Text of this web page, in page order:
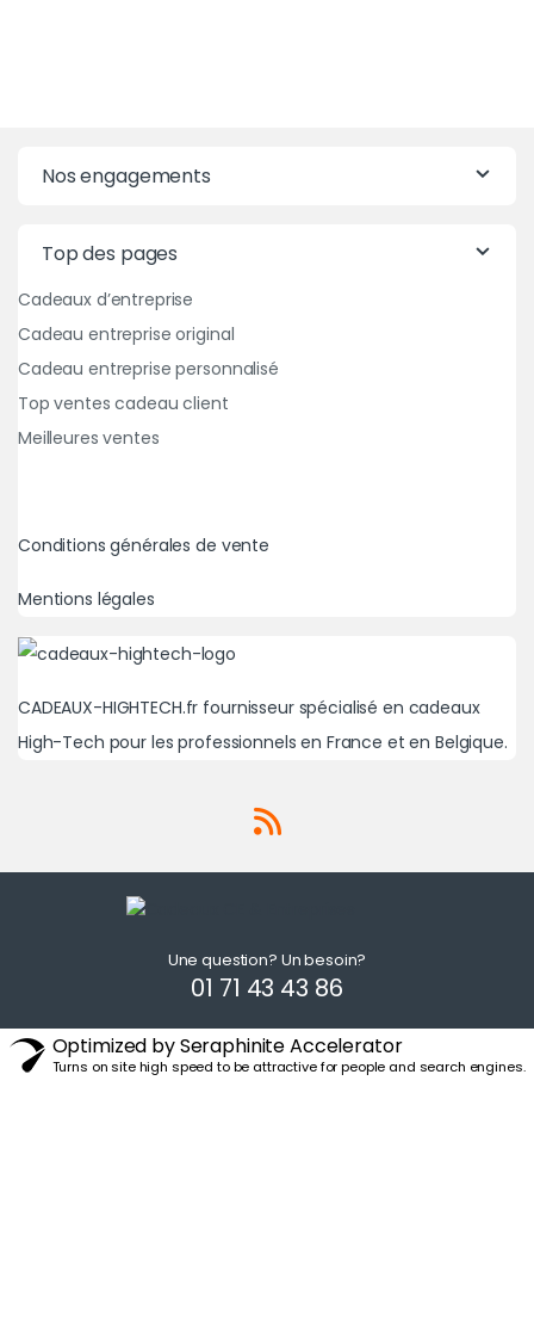
Nos engagements
Top des pages
Cadeaux d’entreprise
Cadeau entreprise original
Cadeau entreprise personnalisé
Top ventes cadeau client
Meilleures ventes
Conditions générales de vente
Mentions légales
CADEAUX-HIGHTECH.fr fournisseur spécialisé en cadeaux
High-Tech pour les professionnels en France et en Belgique.
Une question? Un besoin?
01 71 43 43 86
Optimized by Seraphinite Accelerator
Turns on site high speed to be attractive for people and search engines.